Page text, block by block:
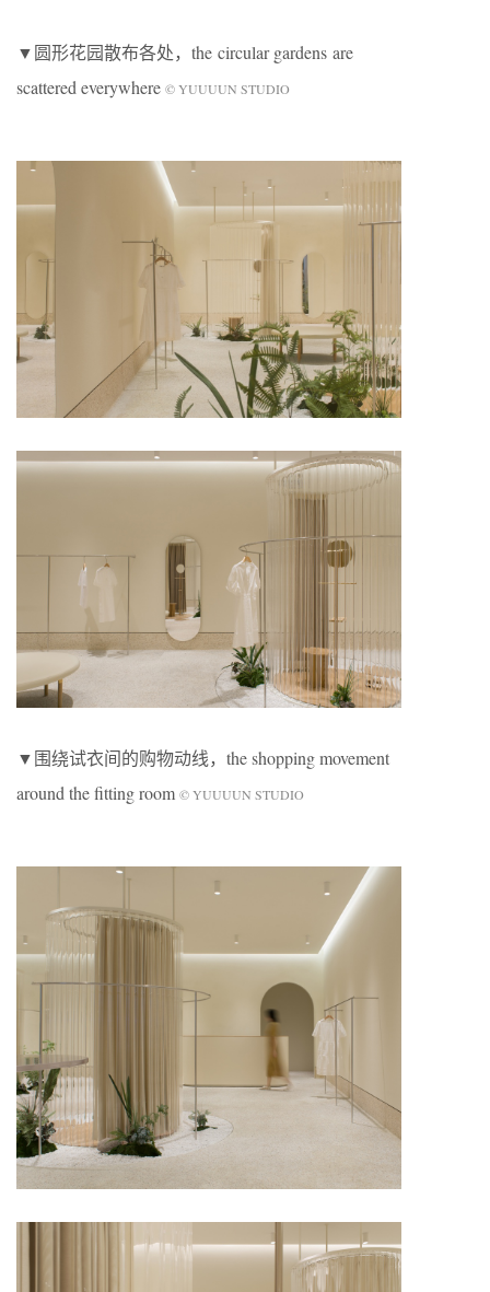
▼圆形花园散布各处，the circular gardens are
scattered everywhere © YUUUUN STUDIO
▼围绕试衣间的购物动线，the shopping movement
around the fitting room © YUUUUN STUDIO